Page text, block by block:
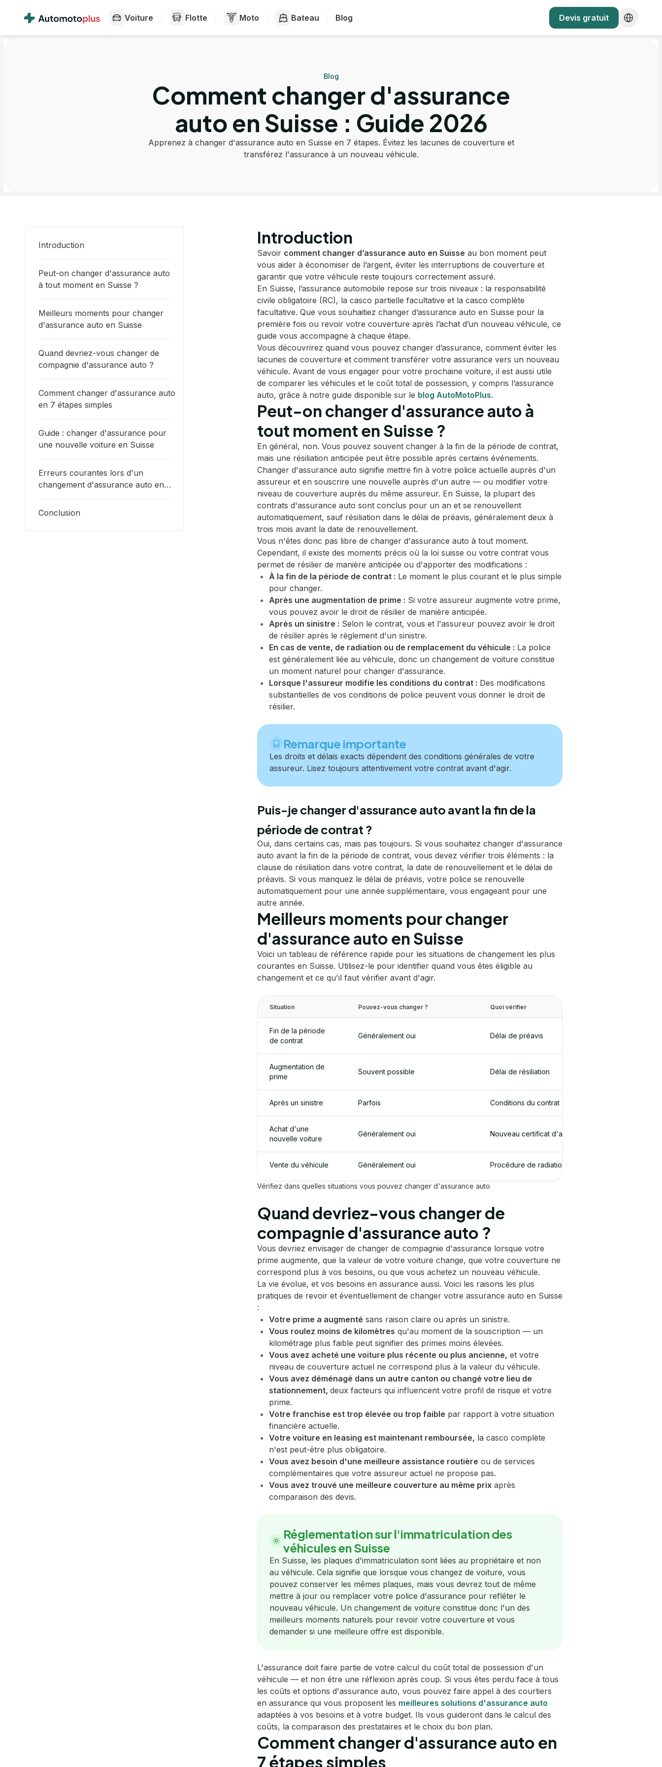
Voiture Flotte Moto Bateau Blog Devis gratuit
Blog
Comment changer d'assurance
auto en Suisse : Guide 2026
Apprenez à changer d'assurance auto en Suisse en 7 étapes. Évitez les lacunes de couverture et
transférez l'assurance à un nouveau véhicule.
Introduction
Peut-on changer d'assurance auto
à tout moment en Suisse ?
Meilleurs moments pour changer
d'assurance auto en Suisse
Quand devriez-vous changer de
compagnie d'assurance auto ?
Comment changer d'assurance auto
en 7 étapes simples
Guide : changer d'assurance pour
une nouvelle voiture en Suisse
Erreurs courantes lors d'un
changement d'assurance auto en
Conclusion
Introduction
Savoir comment changer d’assurance auto en Suisse au bon moment peut
vous aider à économiser de l’argent, éviter les interruptions de couverture et
garantir que votre véhicule reste toujours correctement assuré.
En Suisse, l’assurance automobile repose sur trois niveaux : la responsabilité
civile obligatoire (RC), la casco partielle facultative et la casco complète
facultative. Que vous souhaitiez changer d’assurance auto en Suisse pour la
première fois ou revoir votre couverture après l’achat d’un nouveau véhicule, ce
guide vous accompagne à chaque étape.
Vous découvrirez quand vous pouvez changer d’assurance, comment éviter les
lacunes de couverture et comment transférer votre assurance vers un nouveau
véhicule. Avant de vous engager pour votre prochaine voiture, il est aussi utile
de comparer les véhicules et le coût total de possession, y compris l’assurance
auto, grâce à notre guide disponible sur le blog AutoMotoPlus.
Peut-on changer d'assurance auto à
tout moment en Suisse ?
En général, non. Vous pouvez souvent changer à la fin de la période de contrat,
mais une résiliation anticipée peut être possible après certains événements.
Changer d'assurance auto signifie mettre fin à votre police actuelle auprès d'un
assureur et en souscrire une nouvelle auprès d'un autre — ou modifier votre
niveau de couverture auprès du même assureur. En Suisse, la plupart des
contrats d'assurance auto sont conclus pour un an et se renouvellent
automatiquement, sauf résiliation dans le délai de préavis, généralement deux à
trois mois avant la date de renouvellement.
Vous n'êtes donc pas libre de changer d'assurance auto à tout moment.
Cependant, il existe des moments précis où la loi suisse ou votre contrat vous
permet de résilier de manière anticipée ou d'apporter des modifications :
À la fin de la période de contrat : Le moment le plus courant et le plus simple
pour changer.
Après une augmentation de prime : Si votre assureur augmente votre prime,
vous pouvez avoir le droit de résilier de manière anticipée.
Après un sinistre : Selon le contrat, vous et l'assureur pouvez avoir le droit
de résilier après le règlement d'un sinistre.
En cas de vente, de radiation ou de remplacement du véhicule : La police
est généralement liée au véhicule, donc un changement de voiture constitue
un moment naturel pour changer d'assurance.
Lorsque l'assureur modifie les conditions du contrat : Des modifications
substantielles de vos conditions de police peuvent vous donner le droit de
résilier.
Remarque importante
Les droits et délais exacts dépendent des conditions générales de votre
assureur. Lisez toujours attentivement votre contrat avant d'agir.
Puis-je changer d'assurance auto avant la fin de la
période de contrat ?
Oui, dans certains cas, mais pas toujours. Si vous souhaitez changer d'assurance
auto avant la fin de la période de contrat, vous devez vérifier trois éléments : la
clause de résiliation dans votre contrat, la date de renouvellement et le délai de
préavis. Si vous manquez le délai de préavis, votre police se renouvelle
automatiquement pour une année supplémentaire, vous engageant pour une
autre année.
Meilleurs moments pour changer
d'assurance auto en Suisse
Voici un tableau de référence rapide pour les situations de changement les plus
courantes en Suisse. Utilisez-le pour identifier quand vous êtes éligible au
changement et ce qu'il faut vérifier avant d'agir.
Situation Pouvez-vous changer ? Quoi vérifier
Fin de la période
de contrat
Généralement oui Délai de préavis
Augmentation de
prime
Souvent possible Délai de résiliation
Après un sinistre Parfois Conditions du contrat
Achat d'une
nouvelle voiture
Généralement oui Nouveau certificat d'assurance
Vente du véhicule Généralement oui Procédure de radiation
Vérifiez dans quelles situations vous pouvez changer d'assurance auto
Quand devriez-vous changer de
compagnie d'assurance auto ?
Vous devriez envisager de changer de compagnie d'assurance lorsque votre
prime augmente, que la valeur de votre voiture change, que votre couverture ne
correspond plus à vos besoins, ou que vous achetez un nouveau véhicule.
La vie évolue, et vos besoins en assurance aussi. Voici les raisons les plus
pratiques de revoir et éventuellement de changer votre assurance auto en Suisse
:
Votre prime a augmenté sans raison claire ou après un sinistre.
Vous roulez moins de kilomètres qu'au moment de la souscription — un
kilométrage plus faible peut signifier des primes moins élevées.
Vous avez acheté une voiture plus récente ou plus ancienne, et votre
niveau de couverture actuel ne correspond plus à la valeur du véhicule.
Vous avez déménagé dans un autre canton ou changé votre lieu de
stationnement, deux facteurs qui influencent votre profil de risque et votre
prime.
Votre franchise est trop élevée ou trop faible par rapport à votre situation
financière actuelle.
Votre voiture en leasing est maintenant remboursée, la casco complète
n'est peut-être plus obligatoire.
Vous avez besoin d'une meilleure assistance routière ou de services
complémentaires que votre assureur actuel ne propose pas.
Vous avez trouvé une meilleure couverture au même prix après
comparaison des devis.
Réglementation sur l'immatriculation des
véhicules en Suisse
En Suisse, les plaques d'immatriculation sont liées au propriétaire et non
au véhicule. Cela signifie que lorsque vous changez de voiture, vous
pouvez conserver les mêmes plaques, mais vous devrez tout de même
mettre à jour ou remplacer votre police d'assurance pour refléter le
nouveau véhicule. Un changement de voiture constitue donc l'un des
meilleurs moments naturels pour revoir votre couverture et vous
demander si une meilleure offre est disponible.
L'assurance doit faire partie de votre calcul du coût total de possession d'un
véhicule — et non être une réflexion après coup. Si vous êtes perdu face à tous
les coûts et options d'assurance auto, vous pouvez faire appel à des courtiers
en assurance qui vous proposent les meilleures solutions d'assurance auto
adaptées à vos besoins et à votre budget. Ils vous guideront dans le calcul des
coûts, la comparaison des prestataires et le choix du bon plan.
Comment changer d'assurance auto en
7 étapes simples